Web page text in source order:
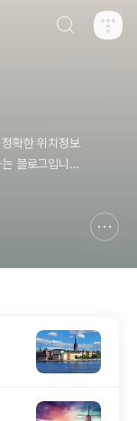
확한 위치정보
니